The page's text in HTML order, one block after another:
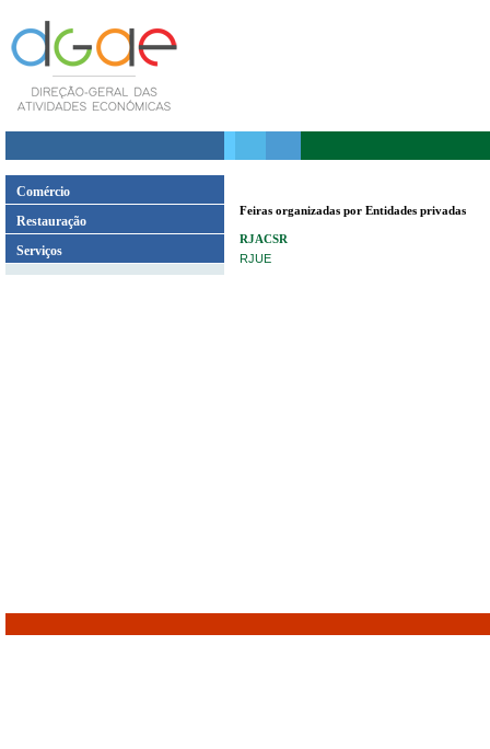
Comércio
Restauração
Serviços
Feiras organizadas por Entidades privadas
RJACSR
RJUE